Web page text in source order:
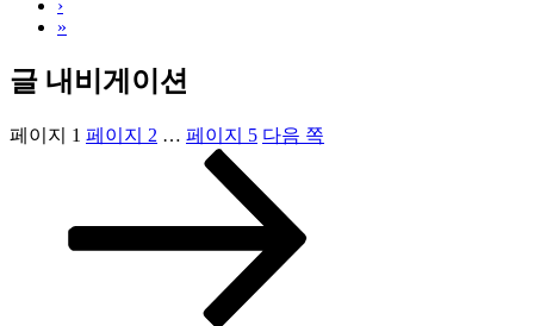
›
»
글 내비게이션
페이지 1 페이지 2 … 페이지 5 다음 쪽